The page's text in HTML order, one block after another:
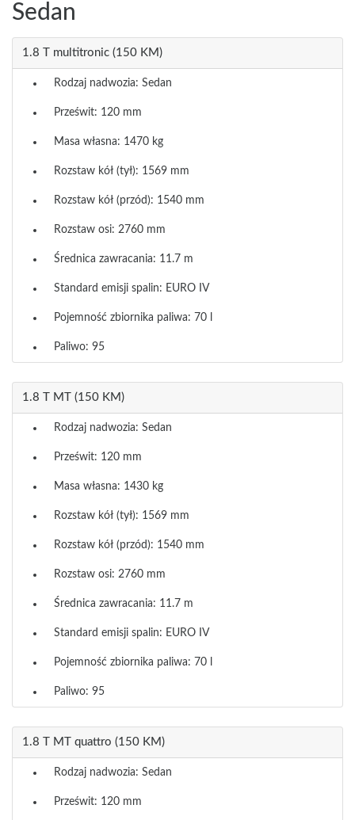
Sedan
1.8 T multitronic (150 KM)
Rodzaj nadwozia: Sedan
Prześwit: 120 mm
Masa własna: 1470 kg
Rozstaw kół (tył): 1569 mm
Rozstaw kół (przód): 1540 mm
Rozstaw osi: 2760 mm
Średnica zawracania: 11.7 m
Standard emisji spalin: EURO IV
Pojemność zbiornika paliwa: 70 l
Paliwo: 95
1.8 T MT (150 KM)
Rodzaj nadwozia: Sedan
Prześwit: 120 mm
Masa własna: 1430 kg
Rozstaw kół (tył): 1569 mm
Rozstaw kół (przód): 1540 mm
Rozstaw osi: 2760 mm
Średnica zawracania: 11.7 m
Standard emisji spalin: EURO IV
Pojemność zbiornika paliwa: 70 l
Paliwo: 95
1.8 T MT quattro (150 KM)
Rodzaj nadwozia: Sedan
Prześwit: 120 mm